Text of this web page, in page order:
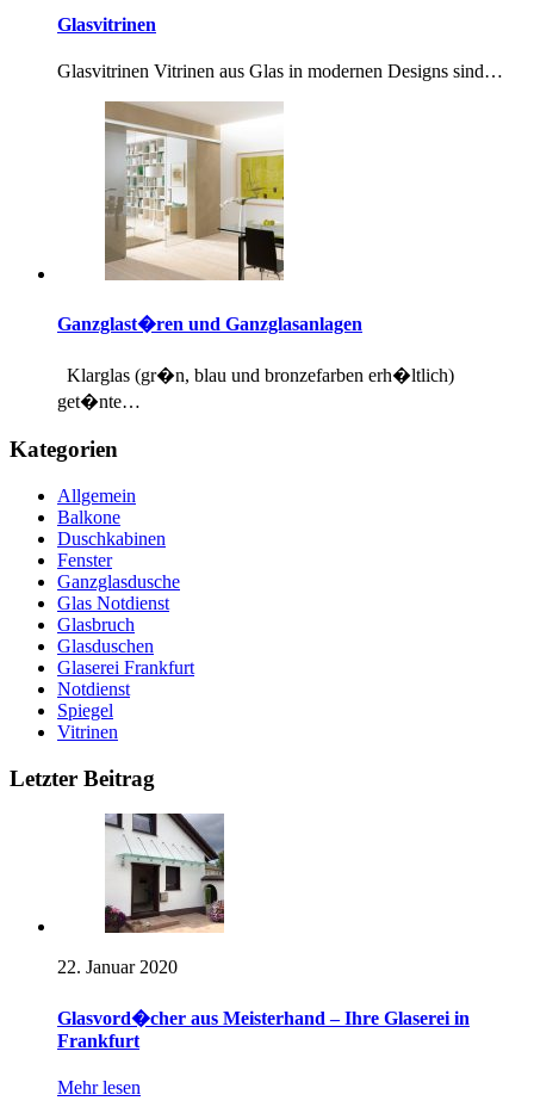
Glasvitrinen
Glasvitrinen Vitrinen aus Glas in modernen Designs sind…
Ganzglast�ren und Ganzglasanlagen
Klarglas (gr�n, blau und bronzefarben erh�ltlich)
get�nte…
Kategorien
Allgemein
Balkone
Duschkabinen
Fenster
Ganzglasdusche
Glas Notdienst
Glasbruch
Glasduschen
Glaserei Frankfurt
Notdienst
Spiegel
Vitrinen
Letzter Beitrag
22. Januar 2020
Glasvord�cher aus Meisterhand – Ihre Glaserei in
Frankfurt
Mehr lesen